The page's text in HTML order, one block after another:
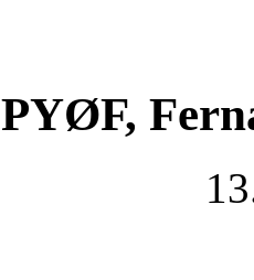
PYØF,